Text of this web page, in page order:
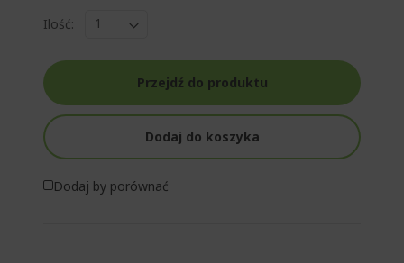
Ilość:
Przejdź do produktu
Dodaj do koszyka
Dodaj by porównać